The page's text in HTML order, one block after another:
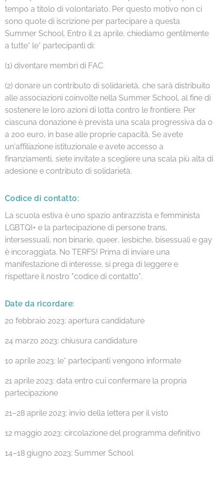
tempo a titolo di volontariato. Per questo motivo non ci
sono quote di iscrizione per partecipare a questa
Summer School. Entro il 21 aprile, chiediamo gentilmente
a tutte* le* partecipanti di:
(1) diventare membri di FAC
(2) donare un contributo di solidarietà, che sarà distribuito
alle associazioni coinvolte nella Summer School, al fine di
sostenere le loro azioni di lotta contro le frontiere. Per
ciascuna donazione è prevista una scala progressiva da 0
a 200 euro, in base alle proprie capacità. Se avete
un'affiliazione istituzionale e avete accesso a
finanziamenti, siete invitate a scegliere una scala più alta di
adesione e contributo di solidarietà.
Codice di contatto:
La scuola estiva è uno spazio antirazzista e femminista
LGBTQI+ e la partecipazione di persone trans,
intersessuali, non binarie, queer, lesbiche, bisessuali e gay
è incoraggiata. No TERFS! Prima di inviare una
manifestazione di interesse, si prega di leggere e
rispettare il nostro "codice di contatto".
Date da ricordare:
20 febbraio 2023: apertura candidature
24 marzo 2023: chiusura candidature
10 aprile 2023: le* partecipanti vengono informate
21 aprile 2023: data entro cui confermare la propria
partecipazione
21–28 aprile 2023: invio della lettera per il visto
12 maggio 2023: circolazione del programma definitivo
14–18 giugno 2023: Summer School